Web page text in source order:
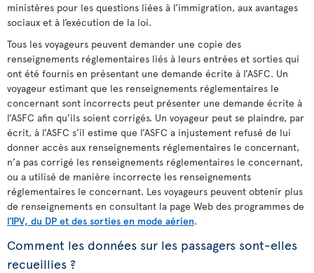
ministères pour les questions liées à l’immigration, aux avantages
sociaux et à l’exécution de la loi.
Tous les voyageurs peuvent demander une copie des
renseignements réglementaires liés à leurs entrées et sorties qui
ont été fournis en présentant une demande écrite à l’ASFC. Un
voyageur estimant que les renseignements réglementaires le
concernant sont incorrects peut présenter une demande écrite à
l’ASFC afin qu’ils soient corrigés. Un voyageur peut se plaindre, par
écrit, à l’ASFC s’il estime que l’ASFC a injustement refusé de lui
donner accès aux renseignements réglementaires le concernant,
n’a pas corrigé les renseignements réglementaires le concernant,
ou a utilisé de manière incorrecte les renseignements
réglementaires le concernant. Les voyageurs peuvent obtenir plus
de renseignements en consultant la page Web des programmes de
l’IPV, du DP et des sorties en mode aérien.
Comment les données sur les passagers sont-elles
recueillies ?